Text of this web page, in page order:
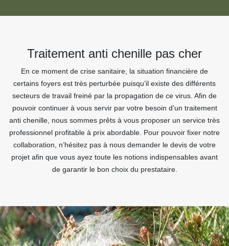
Traitement anti chenille pas cher
En ce moment de crise sanitaire, la situation financière de
certains foyers est très perturbée puisqu’il existe des différents
secteurs de travail freiné par la propagation de ce virus. Afin de
pouvoir continuer à vous servir par votre besoin d’un traitement
anti chenille, nous sommes prêts à vous proposer un service très
professionnel profitable à prix abordable. Pour pouvoir fixer notre
collaboration, n’hésitez pas à nous demander le devis de votre
projet afin que vous ayez toute les notions indispensables avant
de garantir le bon choix du prestataire.